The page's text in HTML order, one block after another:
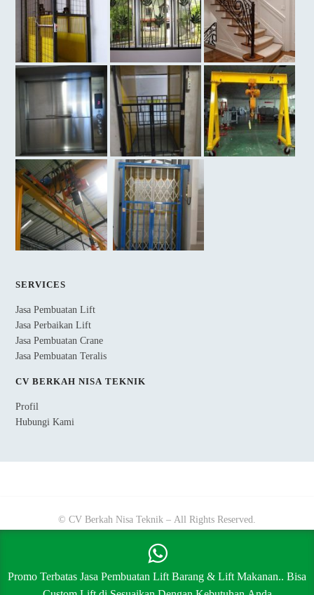
SERVICES
Jasa Pembuatan Lift
Jasa Perbaikan Lift
Jasa Pembuatan Crane
Jasa Pembuatan Teralis
CV BERKAH NISA TEKNIK
Profil
Hubungi Kami
© CV Berkah Nisa Teknik – All Rights Reserved.
Promo Terbatas Jasa Pembuatan Lift Barang & Lift Makanan.. Bisa